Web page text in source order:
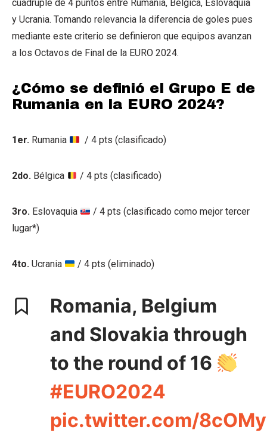
cuádruple de 4 puntos entre Rumania, Bélgica, Eslovaquia
y Ucrania. Tomando relevancia la diferencia de goles pues
mediante este criterio se definieron que equipos avanzan
a los Octavos de Final de la EURO 2024.
¿Cómo se definió el Grupo E de
Rumania en la EURO 2024?
1er. Rumania / 4 pts (clasificado)
2do. Bélgica / 4 pts (clasificado)
3ro. Eslovaquia
/ 4 pts (clasificado como mejor tercer
lugar*)
4to. Ucrania / 4 pts (eliminado)
Romania, Belgium
and Slovakia through
to the round of 16
#EURO2024
pic.twitter.com/